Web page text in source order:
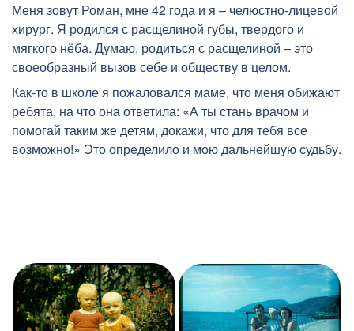
Меня зовут Роман, мне 42 года и я – челюстно-лицевой
хирург. Я родился с расщелиной губы, твердого и
мягкого нёба. Думаю, родиться с расщелиной – это
своеобразный вызов себе и обществу в целом.
Как-то в школе я пожаловался маме, что меня обижают
ребята, на что она ответила: «А ты стань врачом и
помогай таким же детям, докажи, что для тебя все
возможно!» Это определило и мою дальнейшую судьбу.